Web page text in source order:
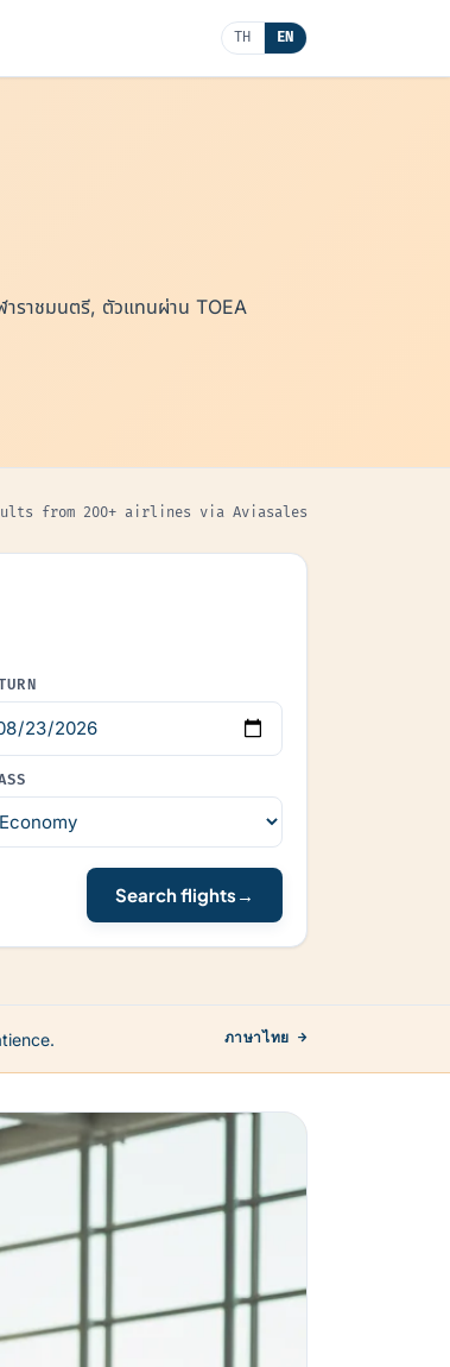
TH EN
ราชมนตรี, ตัวแทนผ่าน TOEA
from 200+ airlines via Aviasales
Search flights →
ภาษาไทย →